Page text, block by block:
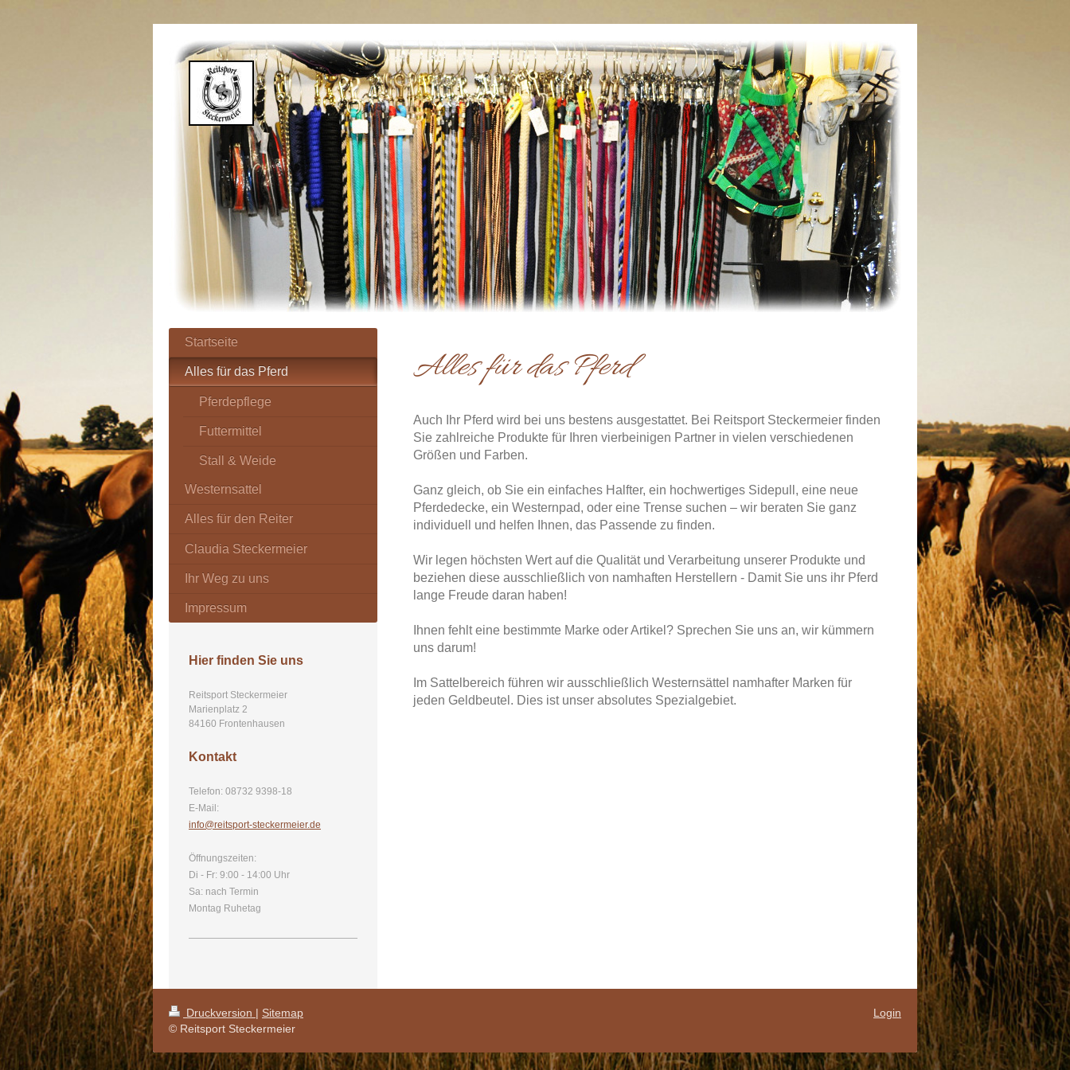
Alles für das Pferd
Auch Ihr Pferd wird bei uns bestens ausgestattet. Bei Reitsport Steckermeier finden
Sie zahlreiche Produkte für Ihren vierbeinigen Partner in vielen verschiedenen
Größen und Farben.
Ganz gleich, ob Sie ein einfaches Halfter, ein hochwertiges Sidepull, eine neue
Pferdedecke, ein Westernpad, oder eine Trense suchen – wir beraten Sie ganz
individuell und helfen Ihnen, das Passende zu finden.
Wir legen höchsten Wert auf die Qualität und Verarbeitung unserer Produkte und
beziehen diese ausschließlich von namhaften Herstellern - Damit Sie uns ihr Pferd
lange Freude daran haben!
Ihnen fehlt eine bestimmte Marke oder Artikel? Sprechen Sie uns an, wir kümmern
uns darum!
Im Sattelbereich führen wir ausschließlich Westernsättel namhafter Marken für
jeden Geldbeutel. Dies ist unser absolutes Spezialgebiet.
Startseite
Alles für das Pferd
Pferdepflege
Futtermittel
Stall & Weide
Westernsattel
Alles für den Reiter
Claudia Steckermeier
Ihr Weg zu uns
Impressum
Hier finden Sie uns
Reitsport Steckermeier
Marienplatz 2
84160 Frontenhausen
Kontakt
Telefon: 08732 9398-18
E-Mail:
info@reitsport-steckermeier.de
Öffnungszeiten:
Di - Fr: 9:00 - 14:00 Uhr
Sa: nach Termin
Montag Ruhetag
Druckversion | Sitemap
© Reitsport Steckermeier
Login